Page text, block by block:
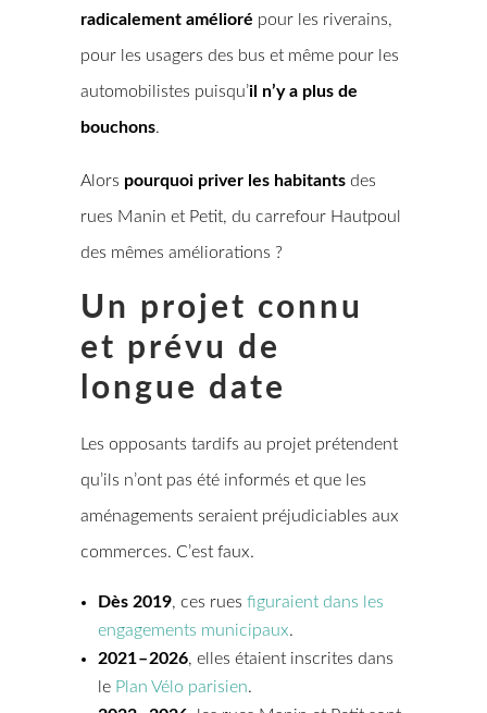
radicalement amélioré pour les riverains,
pour les usagers des bus et même pour les
automobilistes puisqu’il n’y a plus de
bouchons.
Alors pourquoi priver les habitants des
rues Manin et Petit, du carrefour Hautpoul
des mêmes améliorations ?
Un projet connu
et prévu de
longue date
Les opposants tardifs au projet prétendent
qu’ils n’ont pas été informés et que les
aménagements seraient préjudiciables aux
commerces. C’est faux.
Dès 2019, ces rues figuraient dans les
engagements municipaux.
2021 – 2026, elles étaient inscrites dans
le Plan Vélo parisien.